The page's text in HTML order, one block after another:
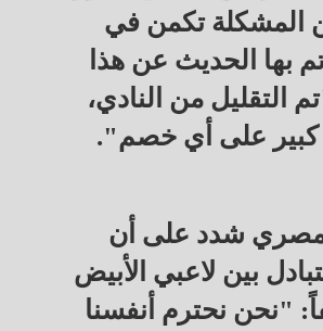
المشكلة تكمن في
بها الحديث عن هذا
التقليل من النادي،
كبير على أي خصم".
شدد على أن
بين لاعبي الأبيض
"نحن نحترم أنفسنا